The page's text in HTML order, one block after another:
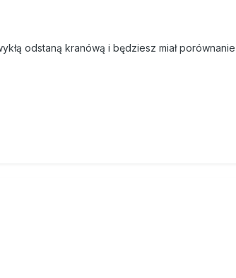
odstaną kranówą i będziesz miał porównanie